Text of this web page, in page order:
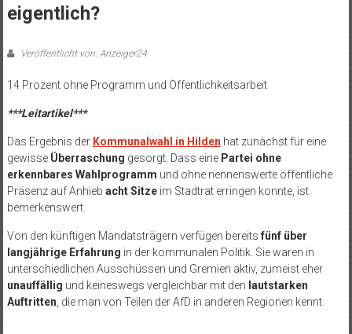
eigentlich?
Veröffentlicht von: Anzeiger24
14 Prozent ohne Programm und Öffentlichkeitsarbeit
***Leitartikel***
Das Ergebnis der Kommunalwahl in Hilden hat zunächst für eine
gewisse Überraschung gesorgt. Dass eine Partei ohne
erkennbares Wahlprogramm und ohne nennenswerte öffentliche
Präsenz auf Anhieb acht Sitzeim Stadtrat erringen konnte, ist
bemerkenswert.
Von den künftigen Mandatsträgern verfügen bereits fünf über
langjährige Erfahrung in der kommunalen Politik. Sie waren in
unterschiedlichen Ausschüssen und Gremien aktiv, zumeist eher
unauffällig und keineswegs vergleichbar mit den lautstarken
Auftritten, die man von Teilen der AfD in anderen Regionen kennt.